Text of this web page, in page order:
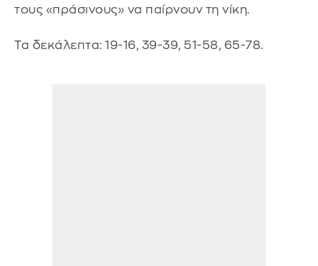
τους «πράσινους» να παίρνουν τη νίκη.
Τα δεκάλεπτα: 19-16, 39-39, 51-58, 65-78.